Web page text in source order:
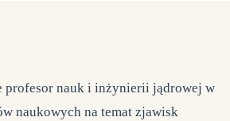
profesor nauk i inżynierii jądrowej w
naukowych na temat zjawisk